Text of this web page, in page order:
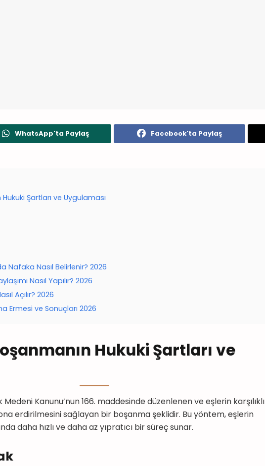
WhatsApp'ta Paylaş Facebook'ta Paylaş
Şartları ve Uygulaması
Nafaka Nasıl Belirlenir? 2026
Nasıl Yapılır? 2026
Açılır? 2026
Ermesi ve Sonuçları 2026
Hukuki Şartları ve
Kanunu’nun 166. maddesinde düzenlenen ve eşlerin karşılıklı
erdirilmesini sağlayan bir boşanma şeklidir. Bu yöntem, eşlerin
daha hızlı ve daha az yıpratıcı bir süreç sunar.